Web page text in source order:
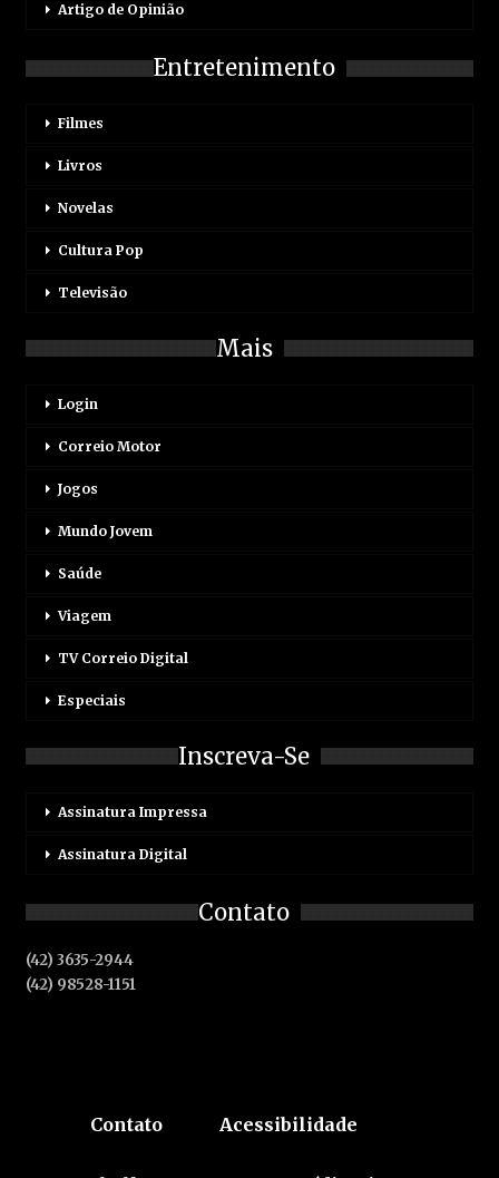
Artigo de Opinião
Entretenimento
Filmes
Livros
Novelas
Cultura Pop
Televisão
Mais
Login
Correio Motor
Jogos
Mundo Jovem
Saúde
Viagem
TV Correio Digital
Especiais
Inscreva-Se
Assinatura Impressa
Assinatura Digital
Contato
(42) 3635-2944
(42) 98528-1151
Contato Acessibilidade